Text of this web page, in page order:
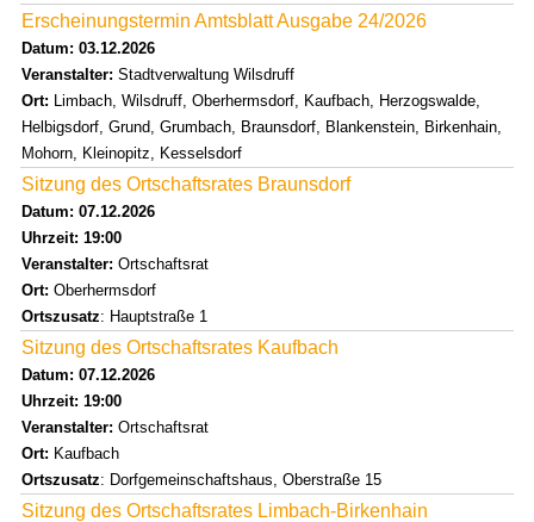
Erscheinungstermin Amtsblatt Ausgabe 24/2026
Datum: 03.12.2026
Veranstalter: Stadtverwaltung Wilsdruff
Ort: Limbach, Wilsdruff, Oberhermsdorf, Kaufbach, Herzogswalde,
Helbigsdorf, Grund, Grumbach, Braunsdorf, Blankenstein, Birkenhain,
Mohorn, Kleinopitz, Kesselsdorf
Sitzung des Ortschaftsrates Braunsdorf
Datum: 07.12.2026
Uhrzeit: 19:00
Veranstalter: Ortschaftsrat
Ort: Oberhermsdorf
Ortszusatz: Hauptstraße 1
Sitzung des Ortschaftsrates Kaufbach
Datum: 07.12.2026
Uhrzeit: 19:00
Veranstalter: Ortschaftsrat
Ort: Kaufbach
Ortszusatz: Dorfgemeinschaftshaus, Oberstraße 15
Sitzung des Ortschaftsrates Limbach-Birkenhain